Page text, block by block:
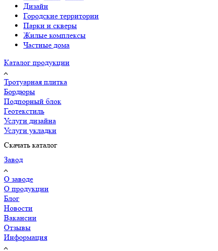
Дизайн
Городские территории
Парки и скверы
Жилые комплексы
Частные дома
Каталог продукции
Тротуарная плитка
Бордюры
Подпорный блок
Геотекстиль
Услуги дизайна
Услуги укладки
Скачать каталог
Завод
О заводе
О продукции
Блог
Новости
Вакансии
Отзывы
Информация